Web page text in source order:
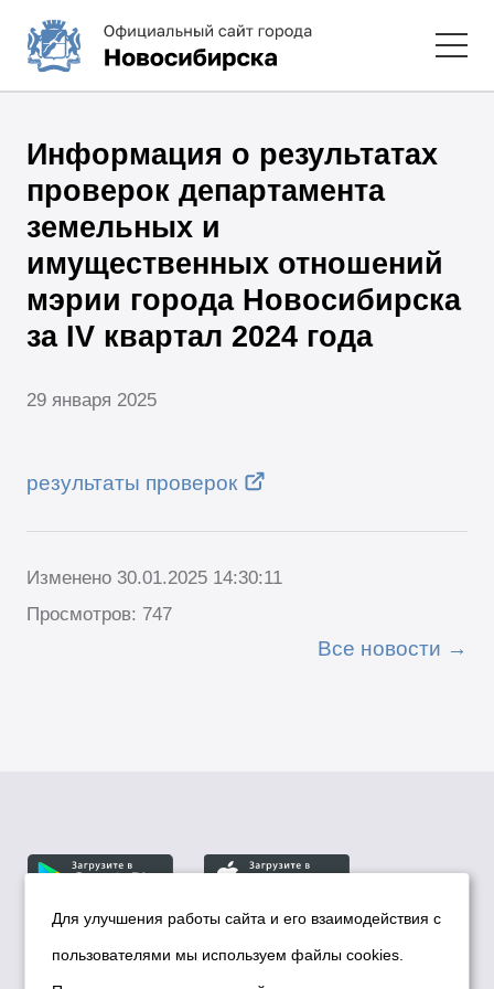
Информация о результатах
проверок департамента
земельных и
имущественных отношений
мэрии города Новосибирска
за IV квартал 2024 года
29 января 2025
результаты проверок
Изменено 30.01.2025 14:30:11
Просмотров: 747
Все новости
© Департамент информационной политики мэрии
города Новосибирска, 2026
Для улучшения работы сайта и его взаимодействия с
пользователями мы используем файлы cookies.